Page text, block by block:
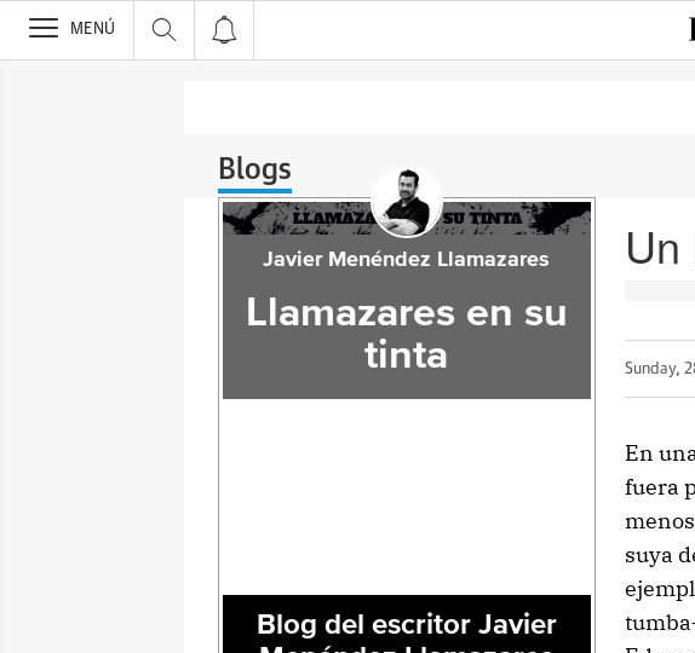
>
MENÚ
Blogs
Sunday,
En
fuera
suya
Javier Menéndez Llamazares
Llamazares en su
tinta
Blog del escritor Javier